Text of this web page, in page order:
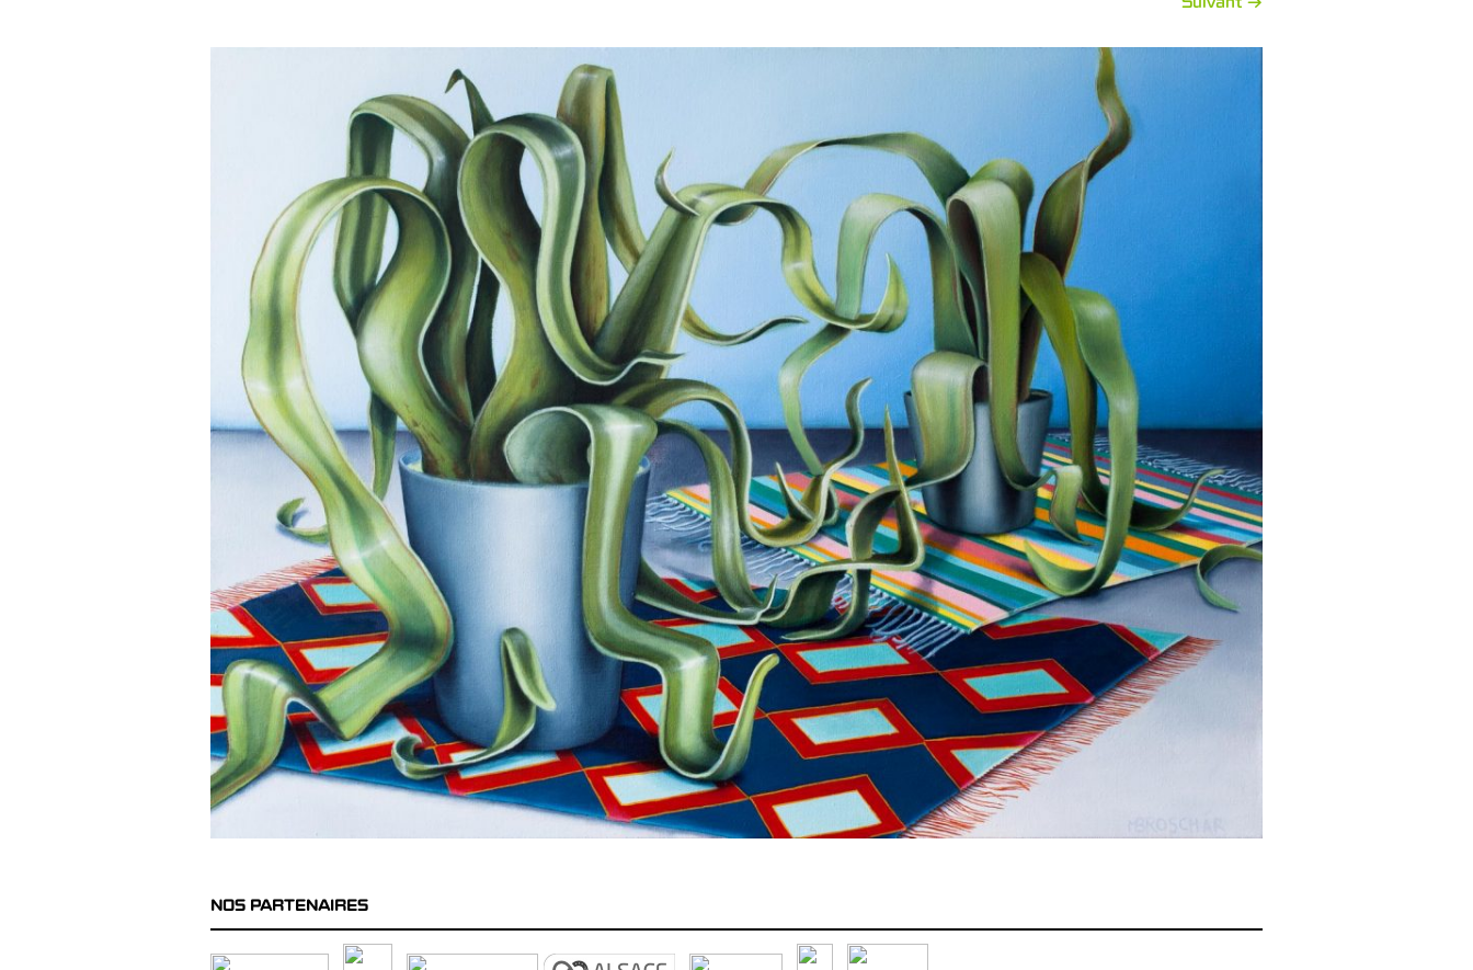
Suivant →
NOS PARTENAIRES